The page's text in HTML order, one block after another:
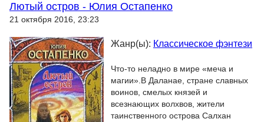
Лютый остров - Юлия Остапенко
21 октября 2016, 23:23
Жанр(ы): Классическое фэнтези
Что-то неладно в мире «меча и
магии».В Даланае, стране славных
воинов, смелых князей и
всезнающих волхвов, жители
таинственного острова Салхан